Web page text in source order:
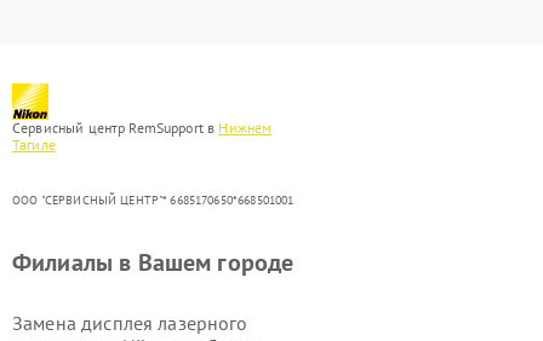
Сервисный центр RemSupport в Нижнем
Тагиле
ООО "СЕРВИСНЫЙ ЦЕНТР"* 6685170650*668501001
Филиалы в Вашем городе
Замена дисплея лазерного